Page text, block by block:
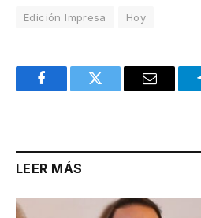
Edición Impresa Hoy
FacebookTwitter Email
LEER MÁS